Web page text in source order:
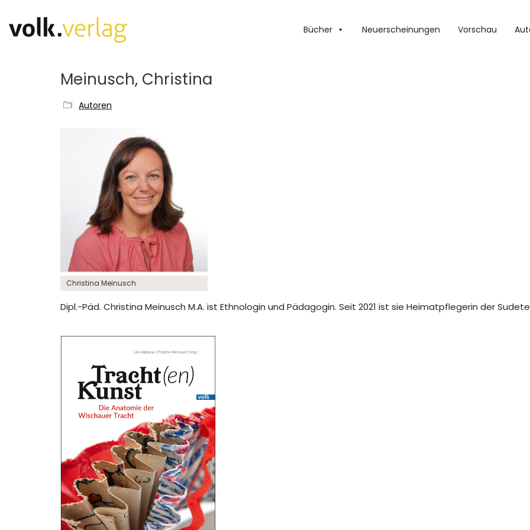
Bücher Neuerscheinungen Vorschau
Meinusch, Christina
Autoren
Christina Meinusch
Dipl.-Päd. Christina Meinusch M.A. ist Ethnologin und Pädagogin. Seit 2021 ist sie Heimatpflegerin der